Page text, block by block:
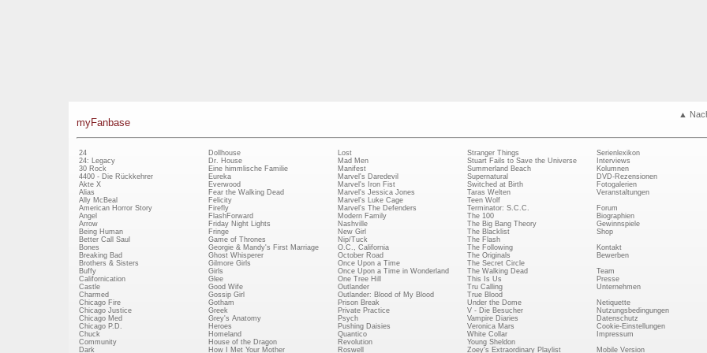
▲
myFanbase
24
24: Legacy
30 Rock
4400 - Die Rückkehrer
Akte X
Alias
Ally McBeal
American Horror Story
Angel
Arrow
Being Human
Better Call Saul
Bones
Breaking Bad
Brothers & Sisters
Buffy
Californication
Castle
Charmed
Chicago Fire
Chicago Justice
Chicago Med
Chicago P.D.
Chuck
Community
Dark
Dollhouse
Dr. House
Eine himmlische Familie
Eureka
Everwood
Fear the Walking Dead
Felicity
Firefly
FlashForward
Friday Night Lights
Fringe
Game of Thrones
Georgie & Mandy's First Marriage
Ghost Whisperer
Gilmore Girls
Girls
Glee
Good Wife
Gossip Girl
Gotham
Greek
Grey's Anatomy
Heroes
Homeland
House of the Dragon
How I Met Your Mother
Lost
Mad Men
Manifest
Marvel's Daredevil
Marvel's Iron Fist
Marvel's Jessica Jones
Marvel's Luke Cage
Marvel's The Defenders
Modern Family
Nashville
New Girl
Nip/Tuck
O.C., California
October Road
Once Upon a Time
Once Upon a Time in Wonderland
One Tree Hill
Outlander
Outlander: Blood of My Blood
Prison Break
Private Practice
Psych
Pushing Daisies
Quantico
Revolution
Roswell
Stranger Things
Stuart Fails to Save the Universe
Summerland Beach
Supernatural
Switched at Birth
Taras Welten
Teen Wolf
Terminator: S.C.C.
The 100
The Big Bang Theory
The Blacklist
The Flash
The Following
The Originals
The Secret Circle
The Walking Dead
This Is Us
Tru Calling
True Blood
Under the Dome
V - Die Besucher
Vampire Diaries
Veronica Mars
White Collar
Young Sheldon
Zoey's Extraordinary Playlist
Serienlexikon
Interviews
Kolumnen
DVD-Rezensionen
Fotogalerien
Veranstaltungen
Forum
Biographien
Gewinnspiele
Shop
Kontakt
Bewerben
Team
Presse
Unternehmen
Netiquette
Nutzungsbedingungen
Datenschutz
Cookie-Einstellungen
Impressum
Mobile Version